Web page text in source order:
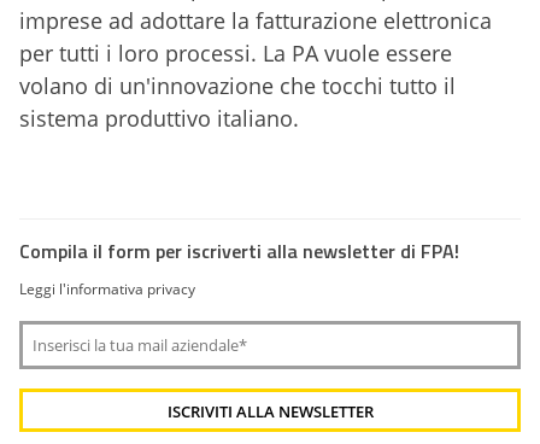
imprese ad adottare la fatturazione elettronica
per tutti i loro processi. La PA vuole essere
volano di un'innovazione che tocchi tutto il
sistema produttivo italiano.
Compila il form per iscriverti alla newsletter di FPA!
Leggi l'informativa privacy